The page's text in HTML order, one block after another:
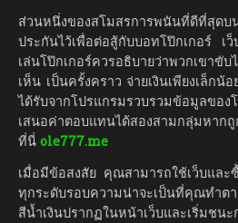
ส่วนหนึ่งของสโมสรการพนันที่ดีที่สุดบ
ประกันไว้เพื่อต่อสู้กับบอทโป๊กเกอร์
เล่นโป๊กเกอร์ควรอธิบายว่าพวกเขาขั
เห็น เป็นครั้งคราว จ่ายเงินเพียงเล็กน้
ได้รับจากโปรแกรมรวบรวมข้อมูลของ
เสนอค่าตอบแทนได้สองสามกลุ่มหาก
ที่นี่ ole777.me
เมื่อมีข้อสงสัย คุณสามารถใช้เว็บแล
ทุกระดับรอบความน่าจะเป็นที่คุณท
สีน้ำเงินปรากฏในหน้าเว็บและเริ่มชนะ